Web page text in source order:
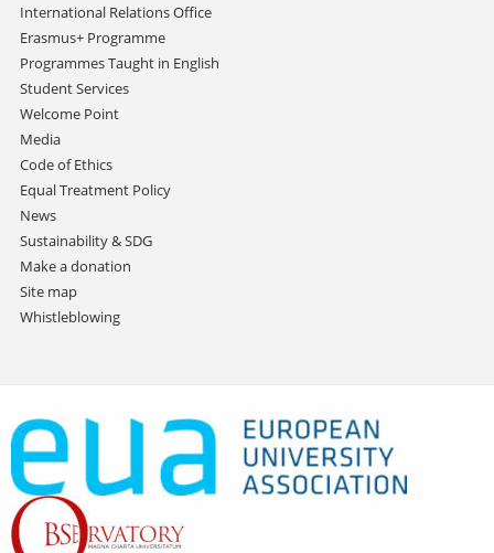
International Relations Office
Erasmus+ Programme
Programmes Taught in English
Student Services
Welcome Point
Media
Code of Ethics
Equal Treatment Policy
News
Sustainability & SDG
Make a donation
Site map
Whistleblowing